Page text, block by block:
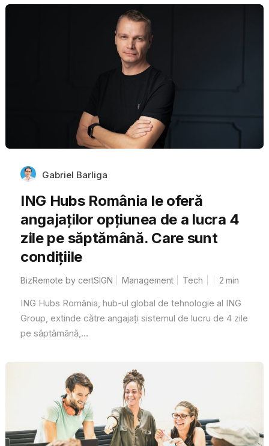
Gabriel Barliga
ING Hubs România le oferă
angajaților opțiunea de a lucra 4
zile pe săptămână. Care sunt
condițiile
BizRemote by certSIGN Management Tech 2 min
ING Hubs România, hub-ul global de tehnologie al ING
Group, extinde către angajați sistemul de lucru de 4 zile
pe săptămână,...